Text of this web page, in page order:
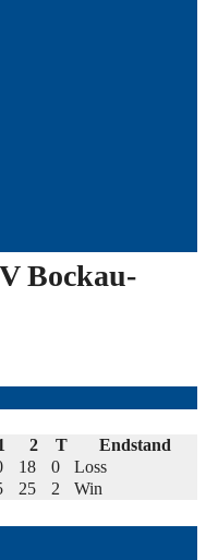
Bockau-
2 T
Endstand
18 0
Loss
25 2 Win